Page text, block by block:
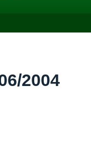
2004